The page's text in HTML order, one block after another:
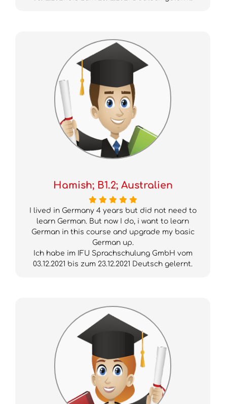
Hamish; B1.2; Australien
I lived in Germany 4 years but did not need to
learn German. But now I do, i want to learn
German in this course and upgrade my basic
German up.
Ich habe im IFU Sprachschulung GmbH vom
03.12.2021 bis zum 23.12.2021 Deutsch gelernt.